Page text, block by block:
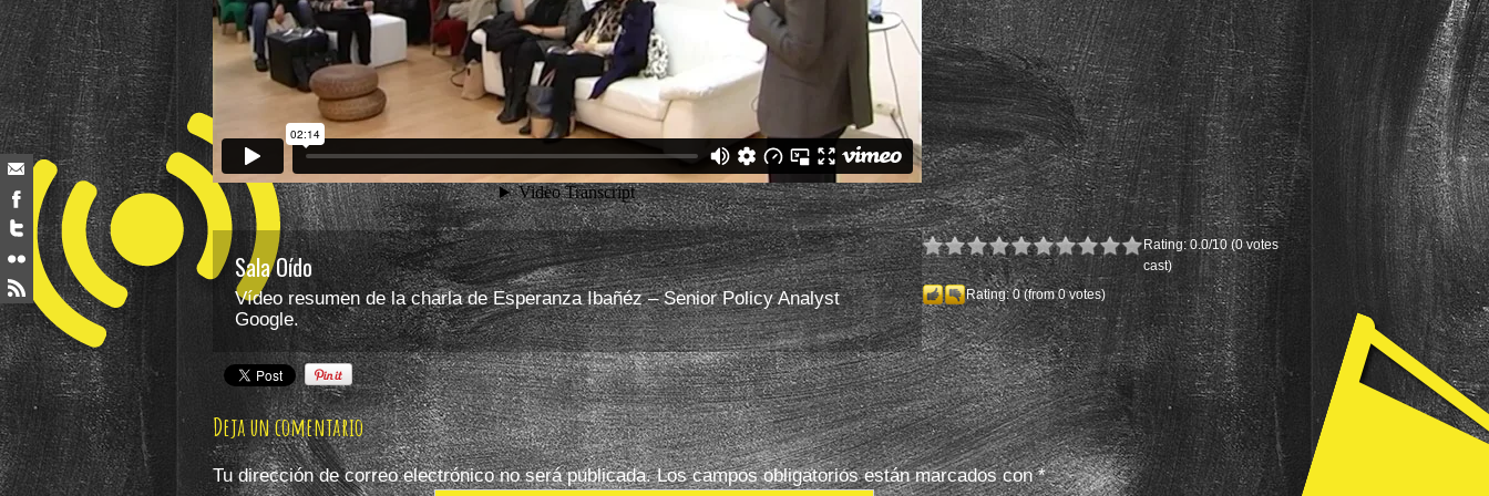
Trazabilidad
Sala Oído
Vídeo resumen de la charla de Esperanza Ibañéz – Senior Policy Analyst
Google.
Rating: 0.0/10(0 votes
cast)
Rating:0(from 0 votes)
Deja un comentario
Tu dirección de correo electrónico no será publicada.Los campos obligatorios están marcados con*